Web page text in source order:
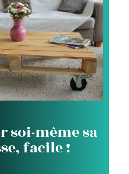
soi-même sa
facile !